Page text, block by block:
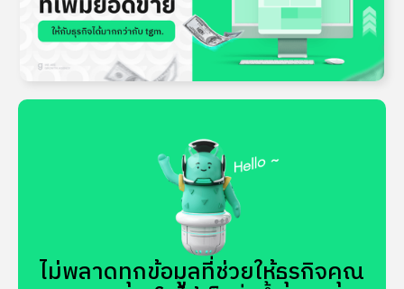
ไม่พลาดทุกข้อมูลที่ช่วยให้ธุรกิจคุณ